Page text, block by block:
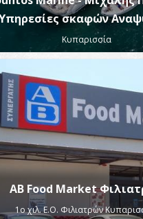
σκαφών
Κυπαρισσία
AB Food Market
1ο χιλ. Ε.Ο. Φιλιατρών